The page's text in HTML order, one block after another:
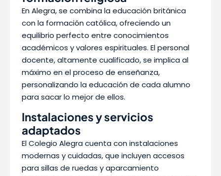
En Alegra, se combina la educación británica
con la formación católica, ofreciendo un
equilibrio perfecto entre conocimientos
académicos y valores espirituales. El personal
docente, altamente cualificado, se implica al
máximo en el proceso de enseñanza,
personalizando la educación de cada alumno
para sacar lo mejor de ellos.
Instalaciones y servicios
adaptados
El Colegio Alegra cuenta con instalaciones
modernas y cuidadas, que incluyen accesos
para sillas de ruedas y aparcamiento